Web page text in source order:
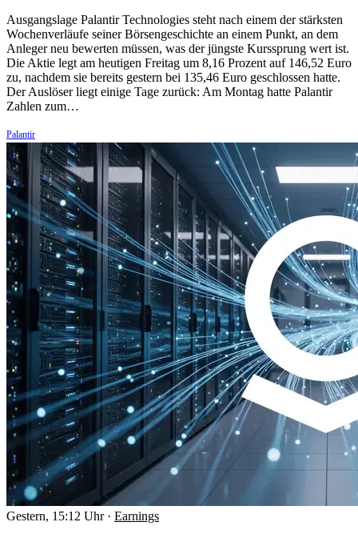
Ausgangslage Palantir Technologies steht nach einem der stärksten
Wochenverläufe seiner Börsengeschichte an einem Punkt, an dem
Anleger neu bewerten müssen, was der jüngste Kurssprung wert ist.
Die Aktie legt am heutigen Freitag um 8,16 Prozent auf 146,52 Euro
zu, nachdem sie bereits gestern bei 135,46 Euro geschlossen hatte.
Der Auslöser liegt einige Tage zurück: Am Montag hatte Palantir
Zahlen zum…
Palantir
Gestern, 15:12 Uhr · Earnings